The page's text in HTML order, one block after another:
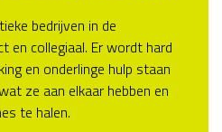
bedrijven in de
en collegiaal. Er wordt hard
en onderlinge hulp staan
ze aan elkaar hebben en
te halen.